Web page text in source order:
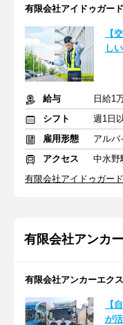
有限会社アイドゥガード
【
し
給与
シフト
週1日
雇用形態
アルバ
アクセス
中水野
有限会社アイドゥガー
有限会社アンカ
有限会社アンカーエク
【
が